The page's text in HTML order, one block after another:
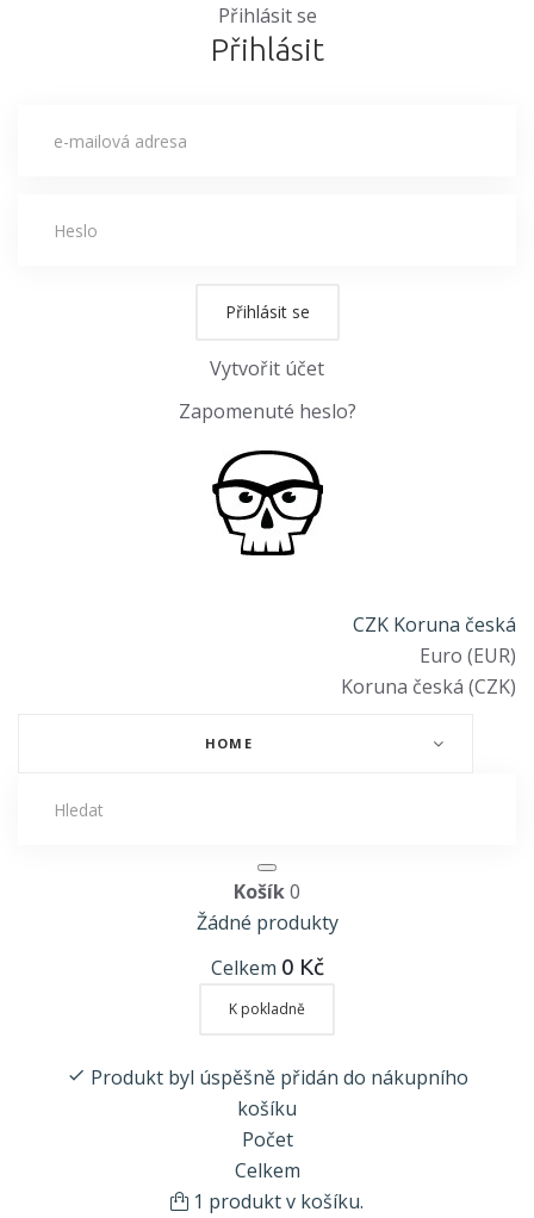
Přihlásit se
Přihlásit
Přihlásit se
Vytvořit účet
Zapomenuté heslo?
CZK Koruna česká
Euro (EUR)
Koruna česká (CZK)
HOME
Košík0
Žádné produkty
Celkem 0 Kč
K pokladně
Produkt byl úspěšně přidán do nákupního
košíku
Počet
Celkem
1 produkt v košíku.